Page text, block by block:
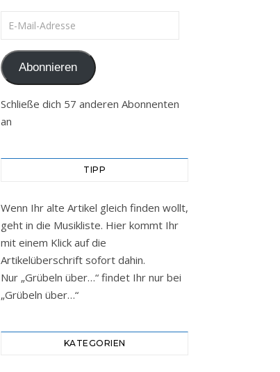
E-Mail-Adresse
Abonnieren
Schließe dich 57 anderen Abonnenten
an
TIPP
Wenn Ihr alte Artikel gleich finden wollt,
geht in die Musikliste. Hier kommt Ihr
mit einem Klick auf die
Artikelüberschrift sofort dahin.
Nur „Grübeln über…“ findet Ihr nur bei
„Grübeln über…“
KATEGORIEN